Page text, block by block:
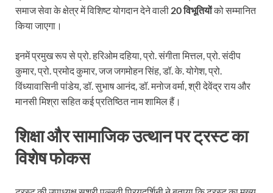
समाज सेवा के क्षेत्र में विशिष्ट योगदान देने वाली 20 विभूतियोंको सम्मानित
किया जाएगा।
इनमें प्रमुख रूप से प्रो. हरिओम दहिया, प्रो. संगीता मित्तल, प्रो. संदीप
कुमार, प्रो. प्रमोद कुमार, जज जगमोहन सिंह, डॉ. के. योगेश, प्रो.
विंध्यावासिनी पांडेय, डॉ. सुभाष आनंद, डॉ. मनोज वर्मा, श्री देवेंद्र राय और
मानसी मिश्रा सहित कई प्रतिष्ठित नाम शामिल हैं।
शिक्षा और सामाजिक उत्थान पर ट्रस्ट का
विशेष फोकस